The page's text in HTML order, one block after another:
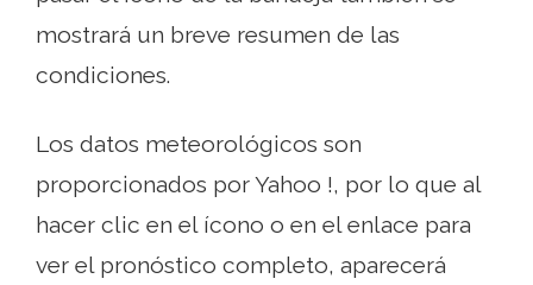
mostrará un breve resumen de las
condiciones.
Los datos meteorológicos son
proporcionados por Yahoo !, por lo que al
hacer clic en el ícono o en el enlace para
ver el pronóstico completo, aparecerá